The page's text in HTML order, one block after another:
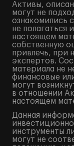
Активы,
могут не
ознакомились
не полагаться
настоящем
собственную
привлечь, при
экспертов.
материала не
финансовые
могут
в отношении
настоящем
Данная
инструменты
могут не